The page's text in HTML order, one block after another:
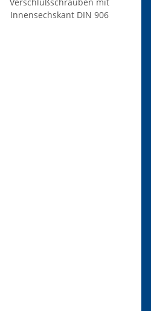
Verschlußschrauben mit
Innensechskant DIN 906